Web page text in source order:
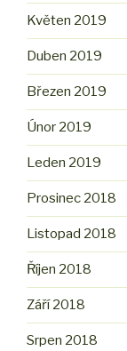
Květen 2019
Duben 2019
Březen 2019
Únor 2019
Leden 2019
Prosinec 2018
Listopad 2018
Říjen 2018
Září 2018
Srpen 2018